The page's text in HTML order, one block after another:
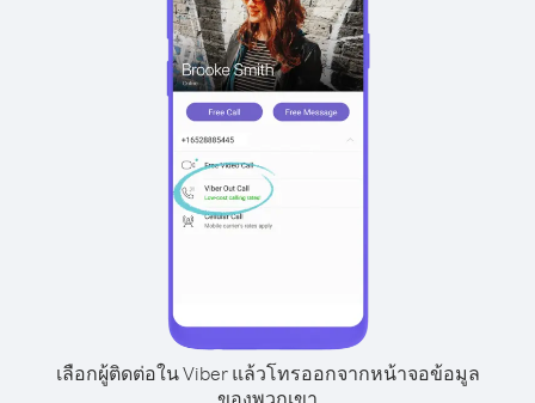
เลือกผู้ติดต่อใน Viber แล้วโทรออกจากหน้าจอข้อมูล
ของพวกเขา